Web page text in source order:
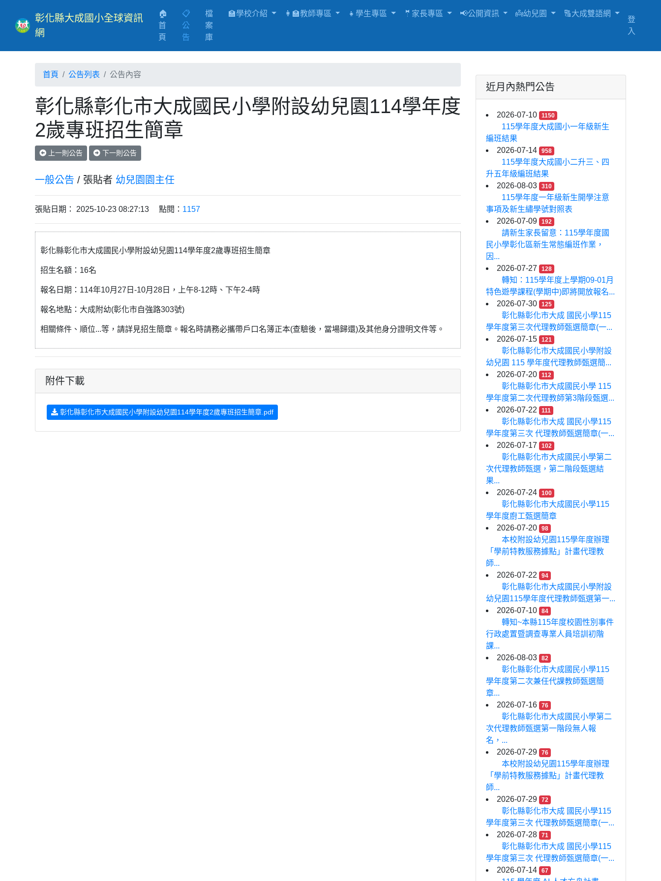
彰化縣大成國小全球資訊
網
🏠
首
頁 (current)
📋
公
告
檔
案
庫
🏫學校介紹 👩‍🏫教師專區 👧學生專區 🤵家長專區 📢公開資訊 👼幼兒園 🔠大成雙語網
登
入
首頁 公告列表 公告內容
彰化縣彰化市大成國民小學附設幼兒園114學年度
2歲專班招生簡章
上一則公告 下一則公告
一般公告 / 張貼者 幼兒園園主任
張貼日期： 2025-10-23 08:27:13 點閱： 1157
彰化縣彰化市大成國民小學附設幼兒園114學年度2歲專班招生簡章
招生名額：16名
報名日期：114年10月27日-10月28日，上午8-12時、下午2-4時
報名地點：大成附幼(彰化市自強路303號)
相關條件、順位...等，請詳見招生簡章。報名時請務必攜帶戶口名簿正本(查驗後，當場歸還)及其他身分證明文件等。
附件下載
彰化縣彰化市大成國民小學附設幼兒園114學年度2歲專班招生簡章.pdf
近月內熱門公告
2026-07-10 1150
115學年度大成國小一年級新生
編班結果
2026-07-14
958
115學年度大成國小二升三、四
升五年級編班結果
2026-08-03
310
115學年度一年級新生開學注意
事項及新生繡學號對照表
2026-07-09
192
請新生家長留意：115學年度國
民小學彰化區新生常態編班作業，
因...
2026-07-27
128
轉知：115學年度上學期09-01月
特色遊學課程(學期中)即將開放報名...
2026-07-30
125
彰化縣彰化市大成 國民小學115
學年度第三次代理教師甄選簡章(一...
2026-07-15
121
彰化縣彰化市大成國民小學附設
幼兒園 115 學年度代理教師甄選簡...
2026-07-20
112
彰化縣彰化市大成國民小學 115
學年度第二次代理教師第3階段甄選...
2026-07-22
111
彰化縣彰化市大成 國民小學115
學年度第三次 代理教師甄選簡章(一...
2026-07-17
102
彰化縣彰化市大成國民小學第二
次代理教師甄選，第二階段甄選結
果...
2026-07-24
100
彰化縣彰化市大成國民小學115
學年度廚工甄選簡章
2026-07-20
98
本校附設幼兒園115學年度辦理
「學前特教服務據點」計畫代理教
師...
2026-07-22
94
彰化縣彰化市大成國民小學附設
幼兒園115學年度代理教師甄選第一...
2026-07-10
84
轉知~本縣115年度校園性別事件
行政處置暨調查專業人員培訓初階
課...
2026-08-03
82
彰化縣彰化市大成國民小學115
學年度第二次兼任代課教師甄選簡
章...
2026-07-16
76
彰化縣彰化市大成國民小學第二
次代理教師甄選第一階段無人報
名，...
2026-07-29
76
本校附設幼兒園115學年度辦理
「學前特教服務據點」計畫代理教
師...
2026-07-29
72
彰化縣彰化市大成 國民小學115
學年度第三次 代理教師甄選簡章(一...
2026-07-28
71
彰化縣彰化市大成 國民小學115
學年度第三次 代理教師甄選簡章(一...
2026-07-14
67